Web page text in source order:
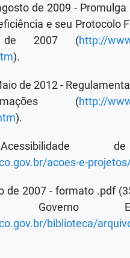
de 2009 -
e seu Protocolo
2007 (http://
).
de 2012 -
(http://
).
de
acoes-e-
de 2007 - formato .pdf
Governo
biblioteca/